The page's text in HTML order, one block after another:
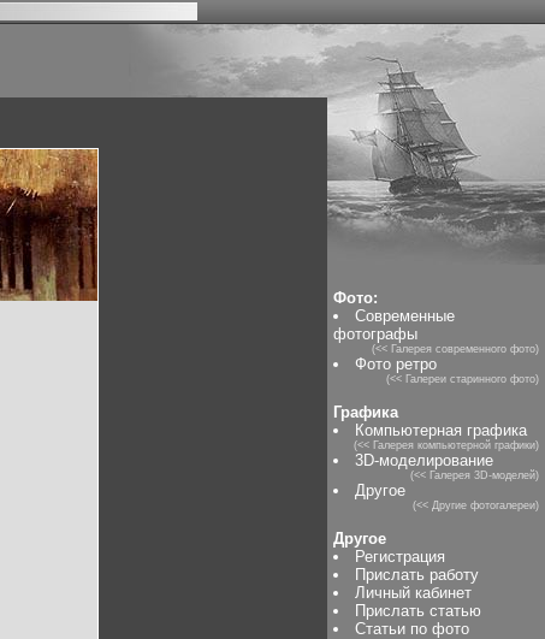
Фото:
Современные
фотографы
(<< Галерея современного фото)
Фото ретро
(<< Галереи старинного фото)
Графика
Компьютерная графика
(<< Галерея компьютерной графики)
3D-моделирование
(<< Галерея 3D-моделей)
Другое
(<< Другие фотогалереи)
Другое
Регистрация
Прислать работу
Личный кабинет
Прислать статью
Статьи по фото